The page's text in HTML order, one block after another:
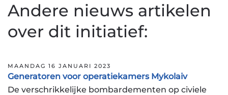
Andere nieuws artikelen
over dit initiatief:
MAANDAG 16 JANUARI 2023
Generatoren voor operatiekamers Mykolaiv
De verschrikkelijke bombardementen op civiele